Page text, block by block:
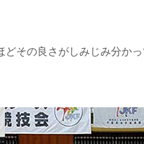
その良さがしみじみ分か